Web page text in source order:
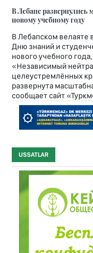
В Лебапе
новому учебному году
В Лебапском велаяте
Дню знаний и
нового учебного
«Независимый
целеустремлённых
развернута
сообщает сайт
USSATLAR